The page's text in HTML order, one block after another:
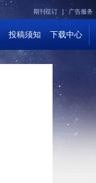
广告服务 |
期刊征订 |
投稿须知 下载中心